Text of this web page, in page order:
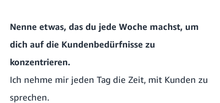
Nenne etwas, das du jede Woche machst, um
dich auf die Kundenbedürfnisse zu
konzentrieren.
Ich nehme mir jeden Tag die Zeit, mit Kunden zu
sprechen.